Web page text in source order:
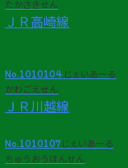
たかさきせん
ＪＲ高崎線
No.1010104 じぇいあーる
かわごえせん
ＪＲ川越線
No.1010107 じぇいあーる
ちゅうおうほんせん